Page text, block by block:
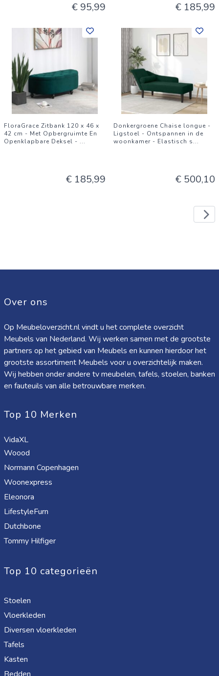
€ 95,99 € 185,99
FloraGrace Zitbank 120 x 46 x
42 cm - Met Opbergruimte En
Openklapbare Deksel - ...
€ 185,99
Donkergroene Chaise longue -
Ligstoel - Ontspannen in de
woonkamer - Elastisch s...
€ 500,10
Over ons
Op Meubeloverzicht.nl vindt u het complete overzicht
Meubels van Nederland. Wij werken samen met de grootste
partners op het gebied van Meubels en kunnen hierdoor het
grootste assortiment Meubels voor u overzichtelijk maken.
Wij hebben onder andere tv meubelen, tafels, stoelen, banken
en fauteuils van alle betrouwbare merken.
Top 10 Merken
VidaXL
Woood
Normann Copenhagen
Woonexpress
Eleonora
LifestyleFurn
Dutchbone
Tommy Hilfiger
Top 10 categorieën
Stoelen
Vloerkleden
Diversen vloerkleden
Tafels
Kasten